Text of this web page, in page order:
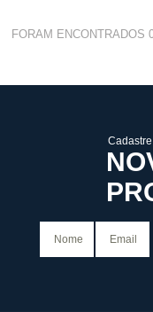
FORAM ENCONTRADOS